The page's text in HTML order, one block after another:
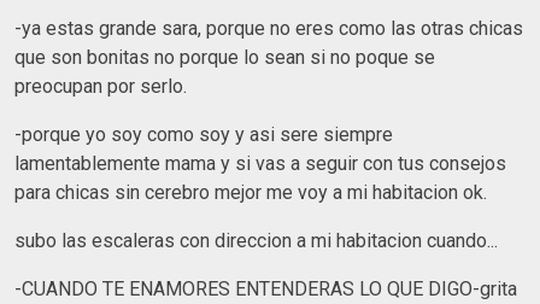
-ya estas grande sara, porque no eres como las otras chicas
que son bonitas no porque lo sean si no poque se
preocupan por serlo.
-porque yo soy como soy y asi sere siempre
lamentablemente mama y si vas a seguir con tus consejos
para chicas sin cerebro mejor me voy a mi habitacion ok.
subo las escaleras con direccion a mi habitacion cuando...
-CUANDO TE ENAMORES ENTENDERAS LO QUE DIGO-grita